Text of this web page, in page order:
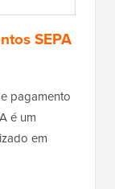
SEPA
pagamento
é um
em